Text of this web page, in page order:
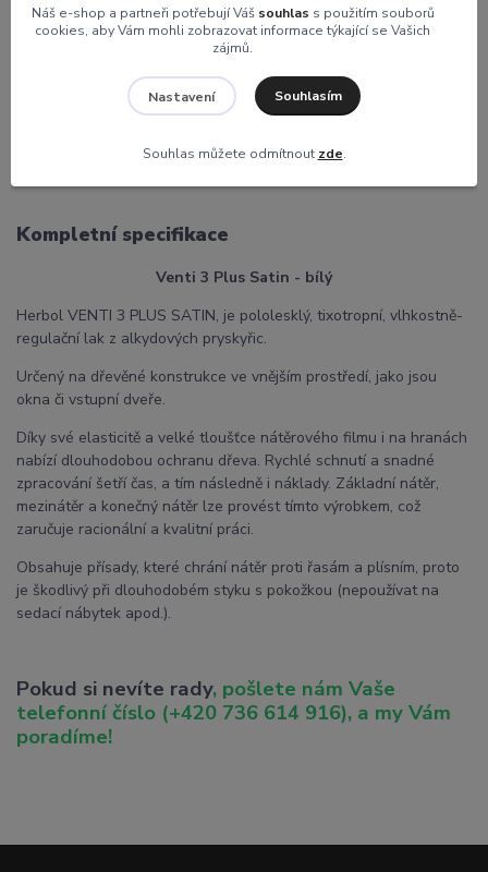
Kompletní specifikace Komentáře
Kompletní specifikace
Venti 3 Plus Satin - bílý
Herbol VENTI 3 PLUS SATIN, je pololesklý, tixotropní, vlhkostně-
regulační lak z alkydových pryskyřic.
Určený na dřevěné konstrukce ve vnějším prostředí, jako jsou
okna či vstupní dveře.
Díky své elasticitě a velké tloušťce nátěrového filmu i na hranách
nabízí dlouhodobou ochranu dřeva. Rychlé schnutí a snadné
zpracování šetří čas, a tím následně i náklady. Základní nátěr,
mezinátěr a konečný nátěr lze provést tímto výrobkem, což
zaručuje racionální a kvalitní práci.
Obsahuje přísady, které chrání nátěr proti řasám a plísním, proto
je škodlivý při dlouhodobém styku s pokožkou (nepoužívat na
sedací nábytek apod.).
Pokud si nevíte rady, pošlete nám Vaše
telefonní číslo (+420 736 614 916), a my Vám
poradíme!
Náš e-shop a partneři potřebují Váš souhlas s použitím souborů
cookies, aby Vám mohli zobrazovat informace týkající se Vašich
zájmů.
Nastavení Souhlasím
Souhlas můžete odmítnout zde.